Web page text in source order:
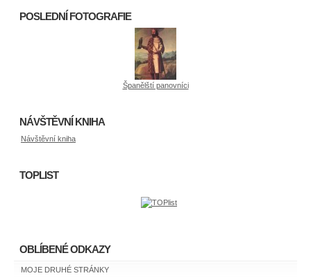
POSLEDNÍ FOTOGRAFIE
Španělští panovníci
NÁVŠTĚVNÍ KNIHA
Návštěvní kniha
TOPLIST
OBLÍBENÉ ODKAZY
MOJE DRUHÉ STRÁNKY